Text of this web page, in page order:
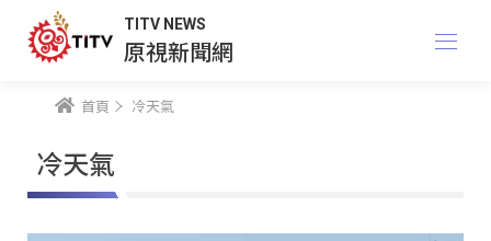
TITV NEWS
原視新聞網
首頁 冷天氣
冷天氣